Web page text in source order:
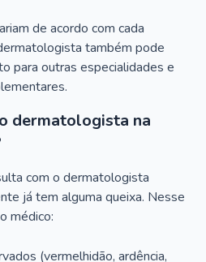
de acordo com cada
também pode
para outras especialidades e
dermatologista na
com o dermatologista
já tem alguma queixa. Nesse
médico:
(vermelhidão, ardência,